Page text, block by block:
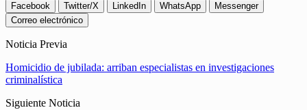
Facebook Twitter/X LinkedIn WhatsApp
Messenger
Correo electrónico
Noticia Previa
Homicidio de jubilada: arriban especialistas en investigaciones
criminalística
Siguiente Noticia